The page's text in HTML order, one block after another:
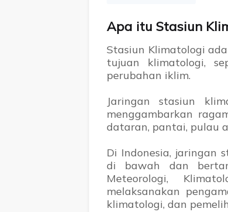
Apa itu Stasiun
Stasiun Klimatologi
tujuan klimatologi,
perubahan iklim.
Jaringan stasiun
menggambarkan
dataran, pantai, pulau
Di Indonesia, jaringan
di bawah dan
Meteorologi,
melaksanakan
klimatologi, dan